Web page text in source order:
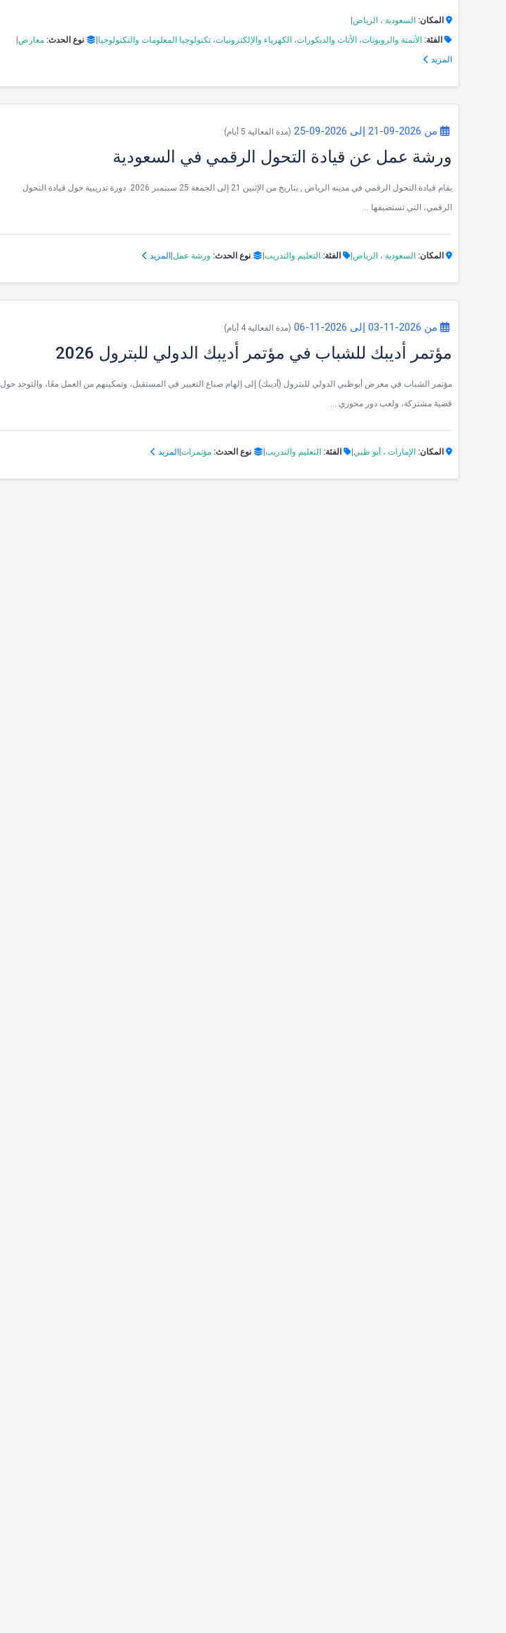
المكان: السعودية ، الرياض
الفئة: الأتمتة والروبوتات، الأثاث والديكورات، الكهرباء والإلكترونيات، تكنولوجيا المعلومات والتكنولوجيا نوع الحدث: معارض
المزيد
من 2026-09-21 إلى 2026-09-25 (مدة الفعالية 5 أيام)
ورشة عمل عن قيادة التحول الرقمي في السعودية
يقام قيادة التحول الرقمي في مدينه الرياض , بتاريخ من الإثنين 21 إلى الجمعة 25 سبتمبر 2026. دورة تدريبية حول قيادة التحول
الرقمي، التي تستضيفها ...
المكان: السعودية ، الرياض الفئة: التعليم والتدريب نوع الحدث: ورشة عمل المزيد
من 2026-11-03 إلى 2026-11-06 (مدة الفعالية 4 أيام)
مؤتمر أديبك للشباب في مؤتمر أديبك الدولي للبترول 2026
مؤتمر الشباب في معرض أبوظبي الدولي للبترول (أديبك) إلى إلهام صناع التغيير في المستقبل، وتمكينهم من العمل معًا، والتوحد حول
قضية مشتركة، ولعب دور محوري ...
المكان: الإمارات ، أبو ظبي الفئة: التعليم والتدريب نوع الحدث: مؤتمرات المزيد